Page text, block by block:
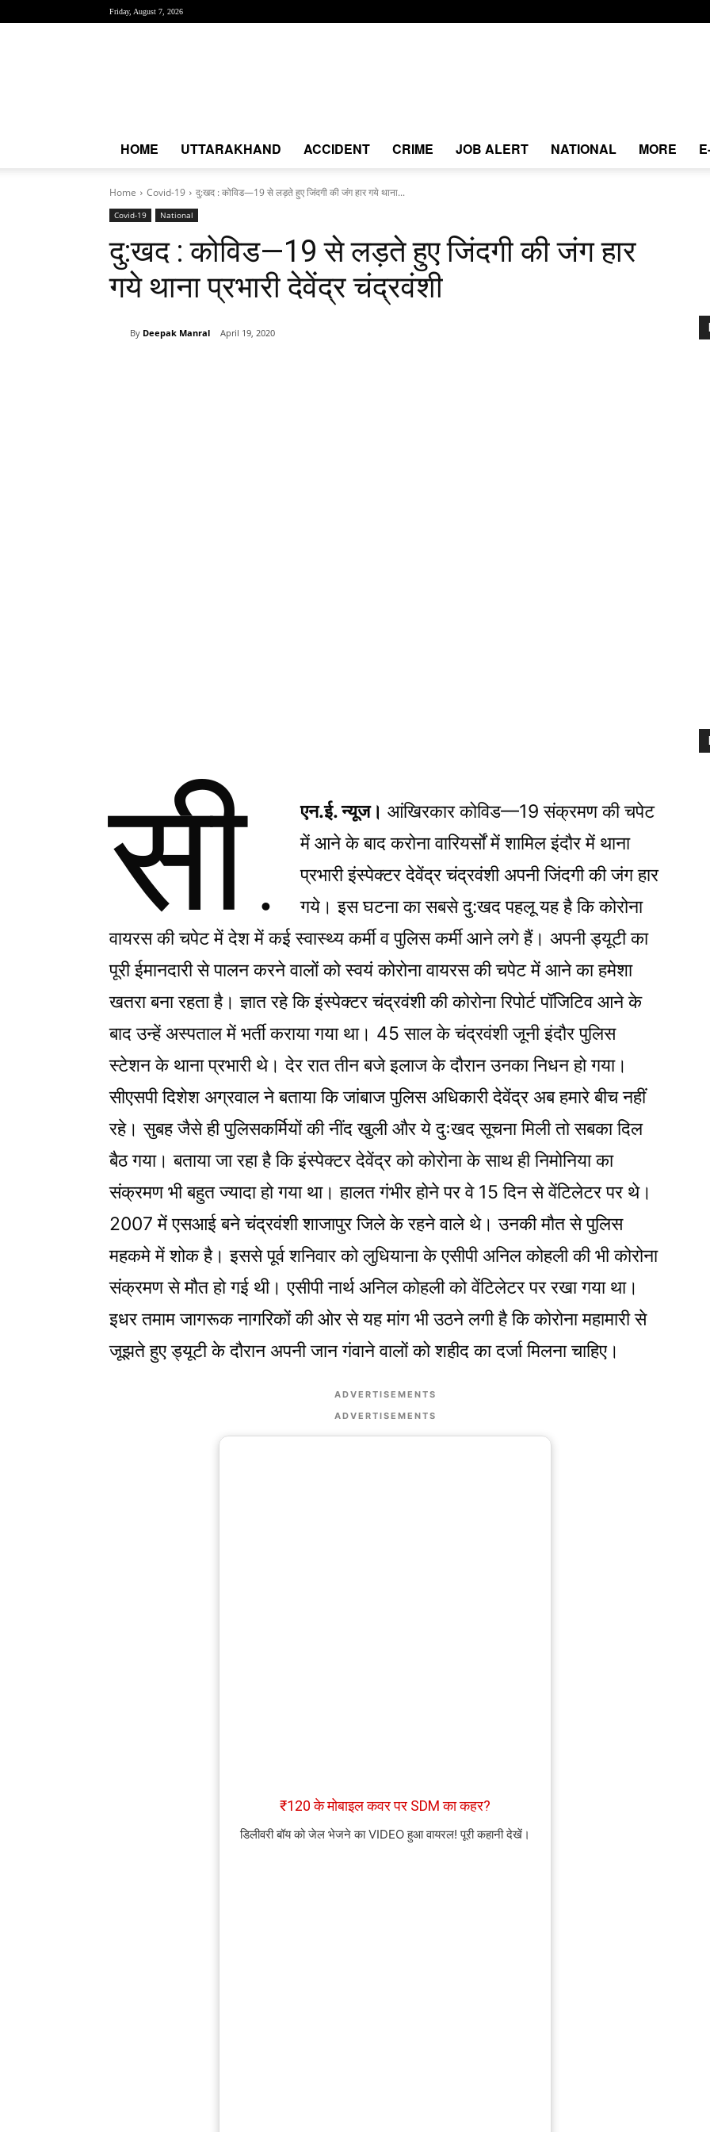
Friday, August 7, 2026
HOME UTTARAKHAND ACCIDENT CRIME JOB ALERT NATIONAL MORE
Home Covid-19 दु:खद : कोविड—19 से लड़ते हुए जिंदगी की जंग हार गये थाना...
Covid-19 National
दु:खद : कोविड—19 से लड़ते हुए जिंदगी की जंग हार
गये थाना प्रभारी देवेंद्र चंद्रवंशी
By Deepak Manral April 19, 2020
सी. एन.ई. न्यूज। आंखिरकार कोविड—19 संक्रमण की चपेट
में आने के बाद करोना वारियर्सों में शामिल इंदौर में थाना
प्रभारी इंस्पेक्टर देवेंद्र चंद्रवंशी अपनी जिंदगी की जंग हार
गये। इस घटना का सबसे दु:खद पहलू यह है कि कोरोना
वायरस की चपेट में देश में कई स्वास्थ्य कर्मी व पुलिस कर्मी आने लगे हैं। अपनी ड्यूटी का
पूरी ईमानदारी से पालन करने वालों को स्वयं कोरोना वायरस की चपेट में आने का हमेशा
खतरा बना रहता है। ज्ञात रहे कि इंस्पेक्टर चंद्रवंशी की कोरोना रिपोर्ट पॉजिटिव आने के
बाद उन्हें अस्पताल में भर्ती कराया गया था। 45 साल के चंद्रवंशी जूनी इंदौर पुलिस
स्टेशन के थाना प्रभारी थे। देर रात तीन बजे इलाज के दौरान उनका निधन हो गया।
सीएसपी दिशेश अग्रवाल ने बताया कि जांबाज पुलिस अधिकारी देवेंद्र अब हमारे बीच नहीं
रहे। सुबह जैसे ही पुलिसकर्मियों की नींद खुली और ये दुःखद सूचना मिली तो सबका दिल
बैठ गया। बताया जा रहा है ​कि इंस्पेक्टर देवेंद्र को कोरोना के साथ ही निमोनिया का
संक्रमण भी बहुत ज्यादा हो गया था। हालत गंभीर होने पर वे 15 दिन से वेंटिलेटर पर थे।
2007 में एसआई बने चंद्रवंशी शाजापुर जिले के रहने वाले थे। उनकी मौत से पुलिस
महकमे में शोक है। इससे पूर्व शनिवार को लुधियाना के एसीपी अनिल कोहली की भी कोरोना
संक्रमण से मौत हो गई थी। एसीपी नार्थ अनिल कोहली को वेंटिलेटर पर रखा गया था।
इधर तमाम जागरूक नागरिकों की ओर से यह मांग भी उठने लगी है कि कोरोना महामारी से
जूझते हुए ड्यूटी के दौरान अपनी जान गंवाने वालों को शहीद का दर्जा मिलना चाहिए।
ADVERTISEMENTS
ADVERTISEMENTS
₹120 के मोबाइल कवर पर SDM का कहर?
डिलीवरी बॉय को जेल भेजने का VIDEO हुआ वायरल! पूरी कहानी देखें।